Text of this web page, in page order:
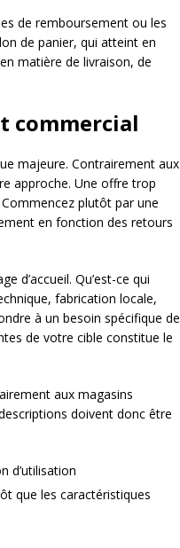
de remboursement ou les
de panier, qui atteint en
matière de livraison, de
commercial
majeure. Contrairement aux
approche. Une offre trop
plutôt par une
en fonction des retours
d’accueil. Qu’est-ce qui
fabrication locale,
à un besoin spécifique de
de votre cible constitue le
aux magasins
doivent donc être
d’utilisation
que les caractéristiques